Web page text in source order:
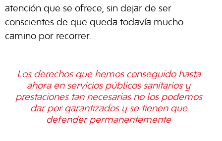
atención que se ofrece, sin dejar de ser
conscientes de que queda todavía mucho
camino por recorrer.
Los derechos que hemos conseguido hasta
ahora en servicios públicos sanitarios y
prestaciones tan necesarias no los podemos
dar por garantizados y se tienen que
defender permanentemente